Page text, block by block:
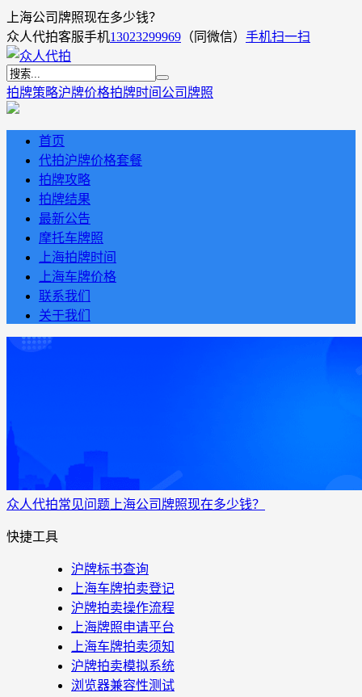
上海公司牌照现在多少钱？
众人代拍客服手机13023299969 （同微信） 手机扫一扫
拍牌策略沪牌价格拍牌时间 公司牌照
首页
代拍沪牌价格套餐
拍牌攻略
拍牌结果
最新公告
摩托车牌照
上海拍牌时间
上海车牌价格
联系我们
关于我们
众人代拍常见问题 上海公司牌照现在多少钱？
快捷工具
沪牌标书查询
上海车牌拍卖登记
沪牌拍卖操作流程
上海牌照申请平台
上海车牌拍卖须知
沪牌拍卖模拟系统
浏览器兼容性测试